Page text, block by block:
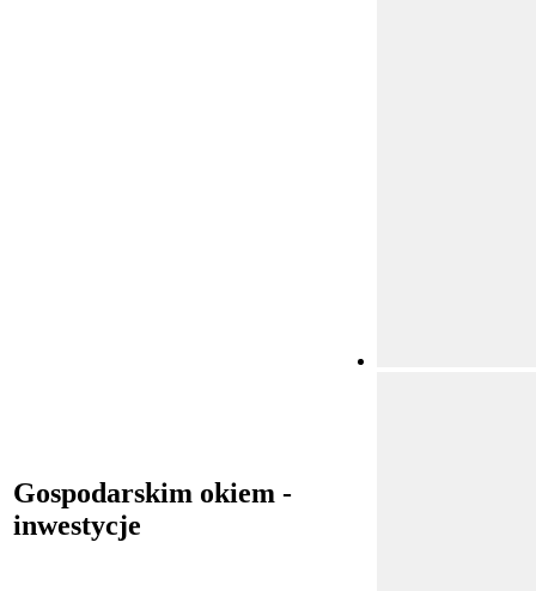
Gospodarskim okiem -
inwestycje